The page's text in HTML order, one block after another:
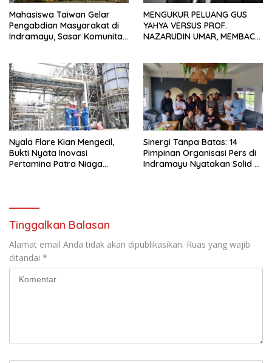
Mahasiswa Taiwan Gelar
Pengabdian Masyarakat di
Indramayu, Sasar Komunitas
MENGUKUR PELUANG GUS
YAHYA VERSUS PROF.
NAZARUDIN UMAR, MEMBACA
Nyala Flare Kian Mengecil,
Bukti Nyata Inovasi
Pertamina Patra Niaga
Sinergi Tanpa Batas: 14
Pimpinan Organisasi Pers di
Indramayu Nyatakan Solid di
Tinggalkan Balasan
Alamat email Anda tidak akan dipublikasikan. Ruas yang wajib
ditandai *